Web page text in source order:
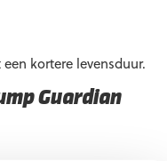
kortere levensduur.
Guardian